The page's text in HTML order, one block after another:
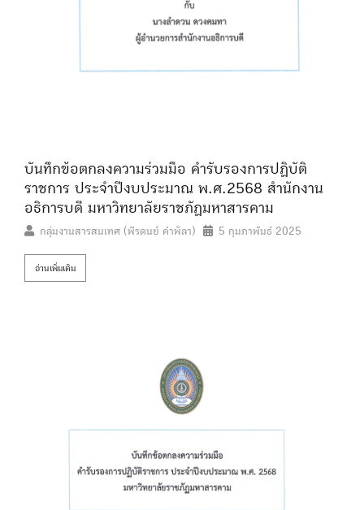
บันทึกข้อตกลงความร่วมมือ คำรับรองการปฏิบัติ
ราชการ ประจำปีงบประมาณ พ.ศ.2568 สำนักงาน
อธิการบดี มหาวิทยาลัยราชภัฏมหาสารคาม
กลุ่มงานสารสนเทศ (พีรดนย์ คำพิลา) 5 กุมภาพันธ์ 2025
อ่านเพิ่มเติม